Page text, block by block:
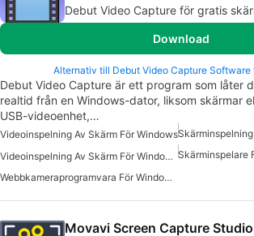
Debut Video Capture för gratis
Download
Alternativ till Debut Video Capture Software
Debut Video Capture är ett program som låter
realtid från en Windows-dator, liksom skärmar
USB-videoenhet,…
Videoinspelning Av Skärm För Windows
Videoinspelning Av Skärm För Windows Gratis Skärminspelare
Webbkameraprogramvara För Windows 7
Movavi Screen Capture Studio